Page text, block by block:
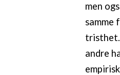
men
samme
tristhet.
andre